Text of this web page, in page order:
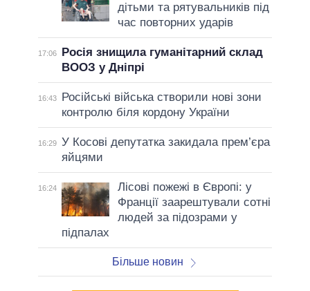
дітьми та рятувальників під
час повторних ударів
17:06
Росія знищила гуманітарний склад
ВООЗ у Дніпрі
16:43
Російські війська створили нові зони
контролю біля кордону України
16:29 У Косові депутатка закидала прем’єра
яйцями
16:24
Лісові пожежі в Європі: у
Франції заарештували сотні
людей за підозрами у
підпалах
Більше новин